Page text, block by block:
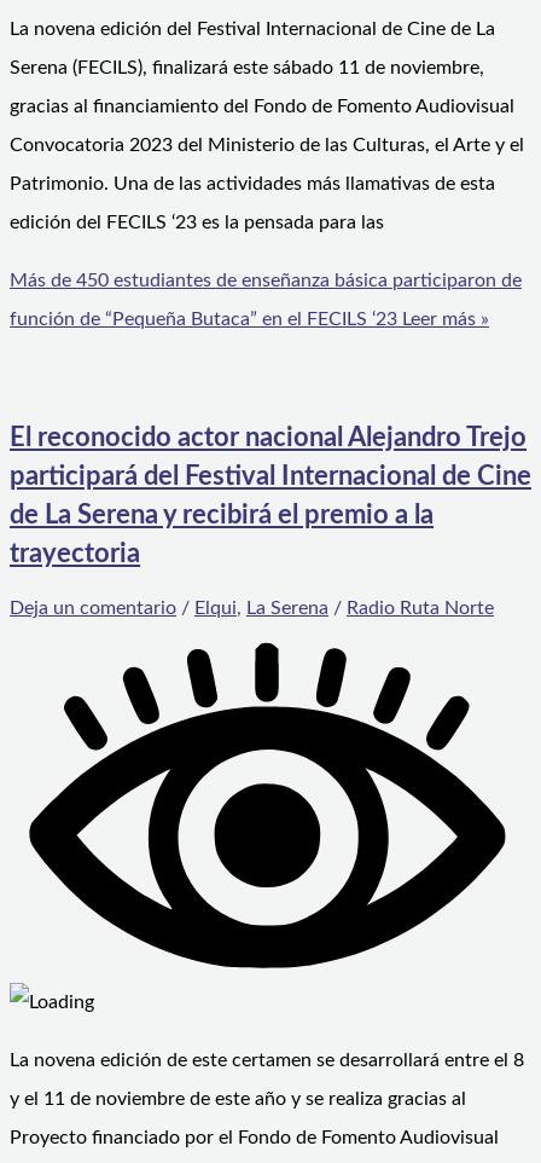
La novena edición del Festival Internacional de Cine de La
Serena (FECILS), finalizará este sábado 11 de noviembre,
gracias al financiamiento del Fondo de Fomento Audiovisual
Convocatoria 2023 del Ministerio de las Culturas, el Arte y el
Patrimonio. Una de las actividades más llamativas de esta
edición del FECILS ‘23 es la pensada para las
Más de 450 estudiantes de enseñanza básica participaron de
función de “Pequeña Butaca” en el FECILS ‘23 Leer más »
El reconocido actor nacional Alejandro Trejo
participará del Festival Internacional de Cine
de La Serena y recibirá el premio a la
trayectoria
Deja un comentario / Elqui, La Serena / Radio Ruta Norte
La novena edición de este certamen se desarrollará entre el 8
y el 11 de noviembre de este año y se realiza gracias al
Proyecto financiado por el Fondo de Fomento Audiovisual